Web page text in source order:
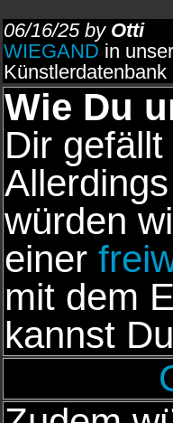
06/16/25 by Otti
WIEGAND in
Künstlerdatenbank
Wie Du
Dir
würden
einer
mit dem
kannst